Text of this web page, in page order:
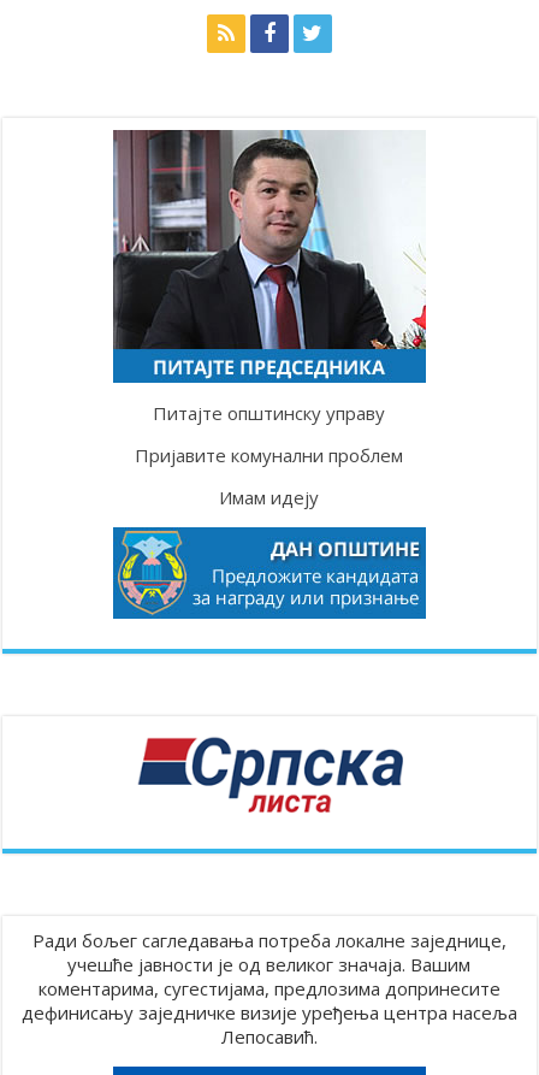
Питајте општинску управу
Пријавите комунални проблем
Имам идеју
Ради бољег сагледавања потреба локалне заједнице,
учешће јавности је од великог значаја. Вашим
коментарима, сугестијама, предлозима допринесите
дефинисању заједничке визије уређења центра насеља
Лепосавић.